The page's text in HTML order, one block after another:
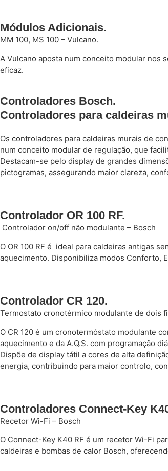
Módulos Adicionais.
MM 100, MS 100 – Vulcano.
A Vulcano aposta num conceito modular nos
eficaz.
Controladores Bosch.
Controladores para caldeiras
Os controladores para caldeiras murais de
num conceito modular de regulação, que
Destacam-se pelo display de grandes
pictogramas, assegurando maior clareza,
Controlador OR 100 RF.
Controlador on/off não modulante – Bosch
O OR 100 RF é ideal para caldeiras antigas
aquecimento. Disponibiliza modos Conforto,
Controlador CR 120.
Termostato cronotérmico modulante de dois
O CR 120 é um cronotermóstato modulante
aquecimento e da A.Q.S. com programação
Dispõe de display tátil a cores de alta
energia, contribuindo para maior controlo,
Controladores Connect-Key
Recetor Wi-Fi – Bosch
O Connect-Key K40 RF é um recetor Wi-Fi
caldeiras e bombas de calor Bosch,